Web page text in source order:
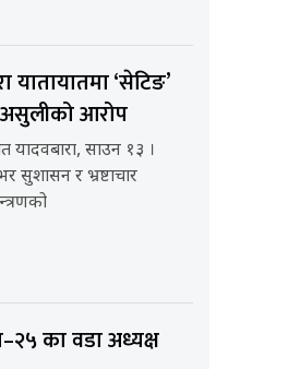
यातायातमा ‘सेटिङ’
आरोप
यादवबारा, साउन १३ ।
सुशासन र भ्रष्टाचार
का वडा अध्यक्ष